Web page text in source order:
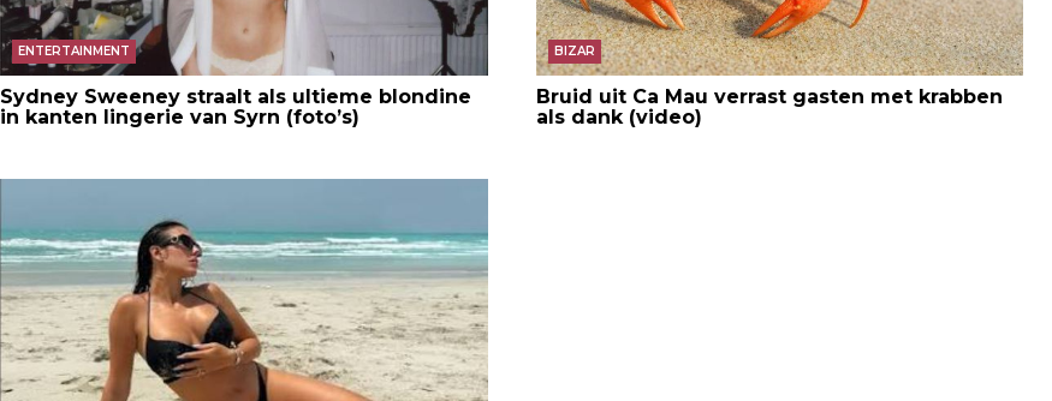
ENTERTAINMENT
Sydney Sweeney straalt als ultieme blondine
in kanten lingerie van Syrn (foto’s)
BIZAR
Bruid uit Ca Mau verrast gasten met krabben
als dank (video)